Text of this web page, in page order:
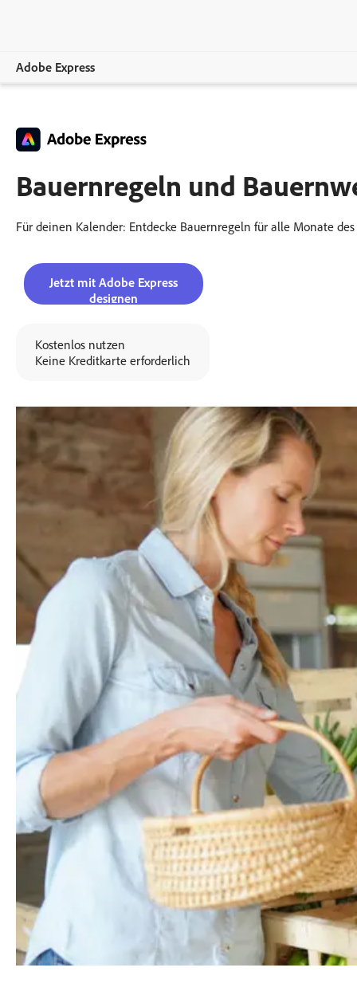
Adobe Express
Erstellen.
Bearbeiten
Unternehmen
Abo-Optionen.
Bauernregeln und
Für deinen Kalender: Entdecke Bauernregeln für alle Monate des
Jetzt mit Adobe Express
designen
Kostenlos nutzen
Keine Kreditkarte erforderlich